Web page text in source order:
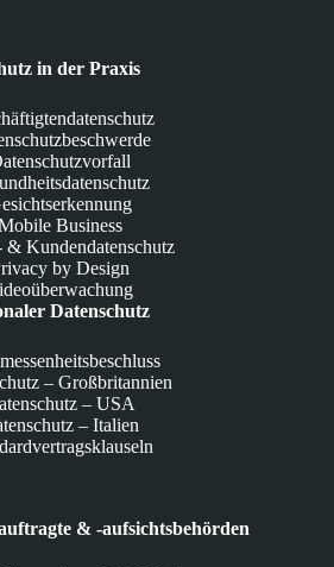
in der Praxis
Business
& Kundendatenschutz
by Design
Datenschutz
– Großbritannien
– USA
– Italien
& -aufsichtsbehörden